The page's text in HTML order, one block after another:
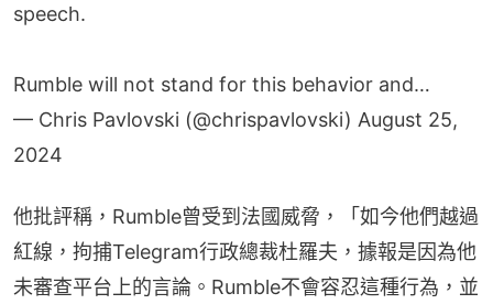
speech.
Rumble will not stand for this behavior and…
— Chris Pavlovski (@chrispavlovski) August 25,
2024
他批評稱，Rumble曾受到法國威脅，「如今他們越過
紅線，拘捕Telegram行政總裁杜羅夫，據報是因為他
未審查平台上的言論。Rumble不會容忍這種行為，並